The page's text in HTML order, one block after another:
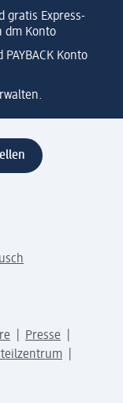
gratis Express-
dm Konto
Konto
Presse